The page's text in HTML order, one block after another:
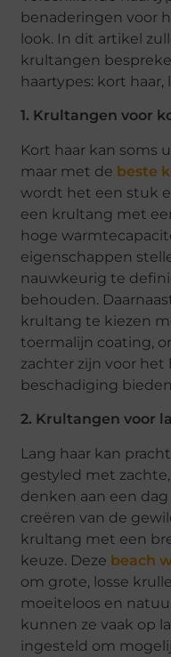
benaderingen voor
look. In dit artikel
krultangen
haartypes: kort haar,
1. Krultangen voor
Kort haar kan soms
maar met de beste
wordt het een stuk
een krultang met
hoge
eigenschappen
nauwkeurig te
behouden.
krultang te kiezen
toermalijn coating,
zachter zijn voor het
beschadiging
2. Krultangen voor
Lang haar kan
gestyled met
denken aan een
creëren van de
krultang met een
keuze. Deze beach
om grote, losse
moeiteloos en
kunnen ze vaak op
ingesteld om